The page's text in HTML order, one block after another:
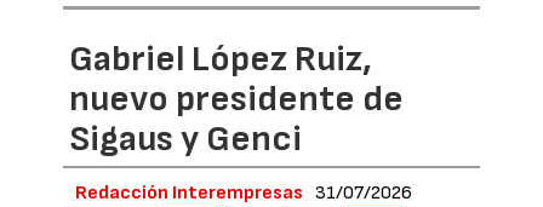
Gabriel López Ruiz,
nuevo presidente de
Sigaus y Genci
Redacción Interempresas 31/07/2026